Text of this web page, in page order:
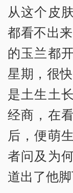
从这个皮
都看不出
的玉兰都
星期，很
是土生土
经商，在
后，便萌
者问及为
道出了他